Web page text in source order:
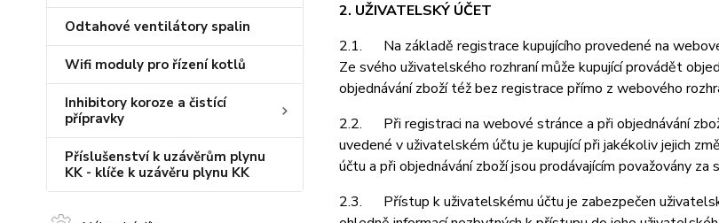
Odtahové ventilátory spalin
Wifi moduly pro řízení kotlů
Inhibitory koroze a čistící
přípravky
Příslušenství k uzávěrům plynu
KK - klíče k uzávěru plynu KK
2. UŽIVATELSKÝ ÚČET
2.1. Na základě registrace kupujícího provedené na
Ze svého uživatelského rozhraní může kupující provádět
objednávání zboží též bez registrace přímo z webového
2.2. Při registraci na webové stránce a při objednávání
uvedené v uživatelském účtu je kupující při jakékoliv jejich
účtu a při objednávání zboží jsou prodávajícím považovány za
2.3. Přístup k uživatelskému účtu je zabezpečen